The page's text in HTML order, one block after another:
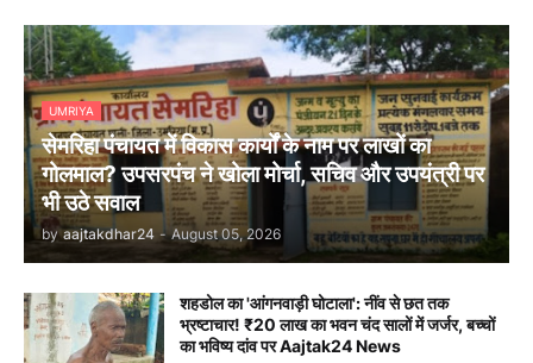
UMRIYA
सेमरिहा पंचायत में विकास कार्यों के नाम पर लाखों का
गोलमाल? उपसरपंच ने खोला मोर्चा, सचिव और उपयंत्री पर
भी उठे सवाल
by aajtakdhar24 - August 05, 2026
शहडोल का 'आंगनवाड़ी घोटाला': नींव से छत तक
भ्रष्टाचार! ₹20 लाख का भवन चंद सालों में जर्जर, बच्चों
का भविष्य दांव पर Aajtak24 News